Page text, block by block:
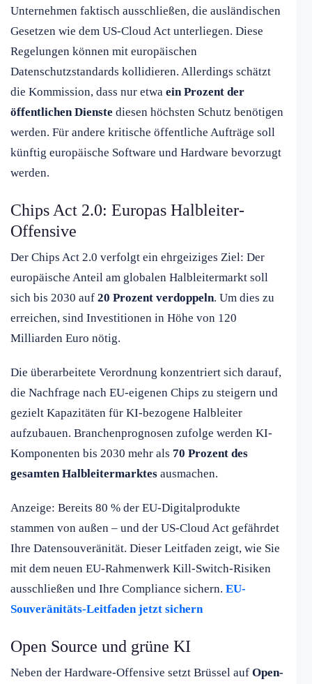
Unternehmen faktisch ausschließen, die ausländischen
Gesetzen wie dem US-Cloud Act unterliegen. Diese
Regelungen können mit europäischen
Datenschutzstandards kollidieren. Allerdings schätzt
die Kommission, dass nur etwa ein Prozent der
öffentlichen Dienste diesen höchsten Schutz benötigen
werden. Für andere kritische öffentliche Aufträge soll
künftig europäische Software und Hardware bevorzugt
werden.
Chips Act 2.0: Europas Halbleiter-
Offensive
Der Chips Act 2.0 verfolgt ein ehrgeiziges Ziel: Der
europäische Anteil am globalen Halbleitermarkt soll
sich bis 2030 auf 20 Prozent verdoppeln. Um dies zu
erreichen, sind Investitionen in Höhe von 120
Milliarden Euro nötig.
Die überarbeitete Verordnung konzentriert sich darauf,
die Nachfrage nach EU-eigenen Chips zu steigern und
gezielt Kapazitäten für KI-bezogene Halbleiter
aufzubauen. Branchenprognosen zufolge werden KI-
Komponenten bis 2030 mehr als 70 Prozent des
gesamten Halbleitermarktes ausmachen.
Anzeige: Bereits 80 % der EU-Digitalprodukte
stammen von außen – und der US-Cloud Act gefährdet
Ihre Datensouveränität. Dieser Leitfaden zeigt, wie Sie
mit dem neuen EU-Rahmenwerk Kill-Switch-Risiken
ausschließen und Ihre Compliance sichern. EU-
Souveränitäts-Leitfaden jetzt sichern
Open Source und grüne KI
Neben der Hardware-Offensive setzt Brüssel auf Open-